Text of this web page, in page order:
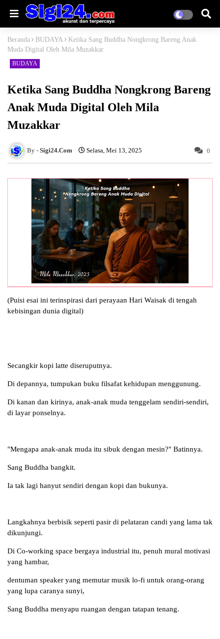
Beranda BUDAYA
Ketika Sang Buddha Nongkrong Bareng Anak
Muda Digital Oleh Mila Muzakkar
BUDAYA
Ketika Sang Buddha Nongkrong Bareng
Anak Muda Digital Oleh Mila
Muzakkar
Sigi24.Com Selasa, Mei 13, 2025 0
(Puisi esai ini terinspirasi dari perayaan Hari Waisak di tengah
kebisingan dunia digital)
Secangkir kopi latte diseruputnya.
Di depannya, tumpukan buku filsafat kehidupan menggunung.
Di kanan dan kirinya, anak-anak muda tenggelam sendiri-sendiri,
di layar ponselnya.
"Mengapa anak-anak muda itu sibuk dengan mesin?" Batinnya.
Sang Buddha bangkit.
Ia tak lagi hanyut sendiri dengan kopi dan bukunya.
Langkahnya berbisik seperti pasir di pelataran candi yang lama tak
dikunjungi.
Di Co-working space bergaya industrial itu, penuh mural motivasi
yang hambar,
dentuman speaker yang memutar musik lo-fi untuk orang-orang
yang lupa caranya sunyi,
Sang Buddha menyapu ruangan dengan tatapan tenang.